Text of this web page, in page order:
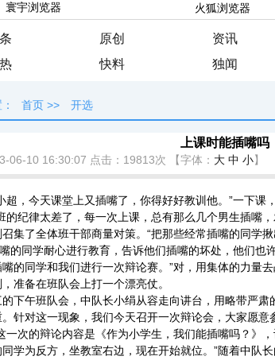
寰宇浏览器 火狐浏览器
原创 资讯
快料 独闻
首页 >> 开选
上课时能插嘴吗
06-10 16:30:07 点击： 19813次 【字体： 大 中 小】
超，今天课堂上又插嘴了，你得好好教训他。”一下课
纪律太差了，每一次上课，总有那么几个男生插嘴，
了全体班干部商量对策。“把那些经常插嘴的同学揪
嘴的同学耐心进行教育，告诉他们插嘴的坏处，他们也
的同学和我们进行一次辩论赛。”对，用集体的力量
准备在班队会上打一个漂亮仗。
午班队会，中队长小绢从容走向讲台，用略带严肃
针对这一现象，我们今天召开一次辩论会，大家愿意
一次的辩论内容是《作为小学生，我们能插嘴吗？》
学为反方，坐教室右边，现在开始就位。”随着中队